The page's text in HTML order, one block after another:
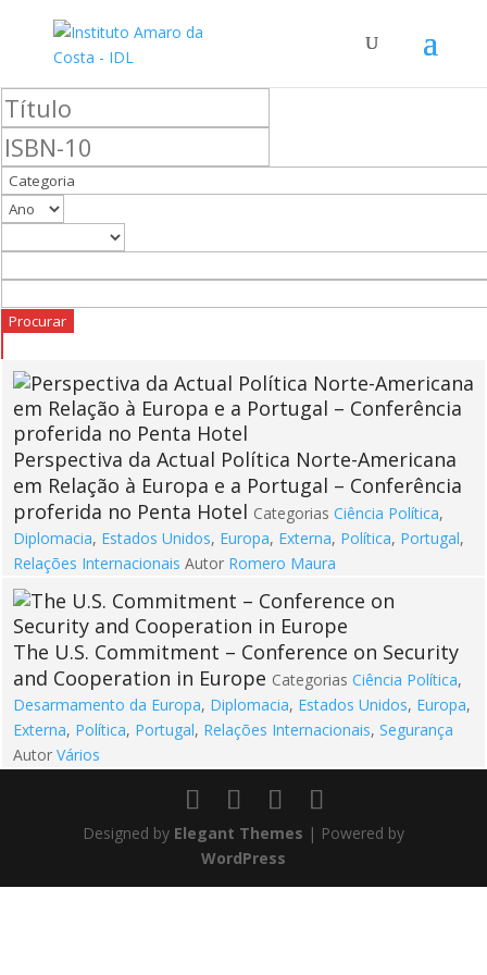
Perspectiva da Actual Política Norte-Americana
em Relação à Europa e a Portugal – Conferência
proferida no Penta Hotel Categorias Ciência Política,
Diplomacia, Estados Unidos, Europa, Externa, Política, Portugal,
Relações Internacionais Autor Romero Maura
The U.S. Commitment – Conference on Security
and Cooperation in Europe Categorias Ciência Política,
Desarmamento da Europa, Diplomacia, Estados Unidos, Europa,
Externa, Política, Portugal, Relações Internacionais, Segurança
Autor Vários
Designed by Elegant Themes | Powered by
WordPress